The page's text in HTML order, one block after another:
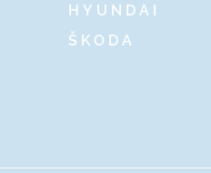
HYUNDAI
ŠKODA